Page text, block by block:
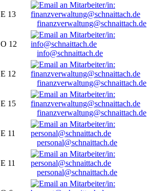
E 13
finanzverwaltung@schnaittach.de
O 12
info@schnaittach.de
E 12
finanzverwaltung@schnaittach.de
E 15
finanzverwaltung@schnaittach.de
E 11
personal@schnaittach.de
E 11
personal@schnaittach.de